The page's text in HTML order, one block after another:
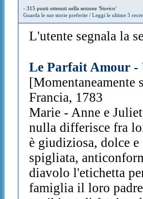
- 315 punti ottenuti nella sezione 'Storico'
Guarda le sue storie preferite/ Leggi le ultime 5
L'utente segnala la
Le Parfait Amour-
[Momentaneamente
Francia, 1783
Marie - Anne e
nulla differisce fra
è giudiziosa, dolce
spigliata,
diavolo l'etichetta
famiglia il loro